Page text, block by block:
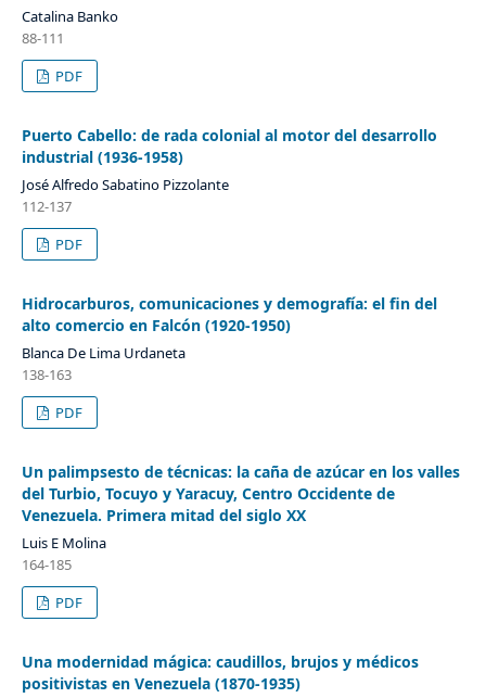
Catalina Banko
88-111
PDF
Puerto Cabello: de rada colonial al motor del desarrollo
industrial (1936-1958)
José Alfredo Sabatino Pizzolante
112-137
PDF
Hidrocarburos, comunicaciones y demografía: el fin del
alto comercio en Falcón (1920-1950)
Blanca De Lima Urdaneta
138-163
PDF
Un palimpsesto de técnicas: la caña de azúcar en los valles
del Turbio, Tocuyo y Yaracuy, Centro Occidente de
Venezuela. Primera mitad del siglo XX
Luis E Molina
164-185
PDF
Una modernidad mágica: caudillos, brujos y médicos
positivistas en Venezuela (1870-1935)